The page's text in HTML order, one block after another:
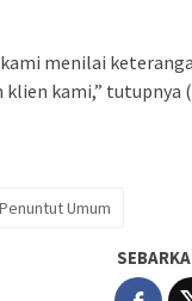
menilai
klien kami,” tutupnya
Umum